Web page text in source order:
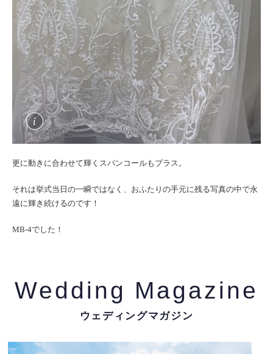
更に動きに合わせて輝くスパンコールもプラス。
それは挙式当日の一瞬ではなく、おふたりの手元に残る写真の中で永
遠に輝き続けるのです！
MB-4でした！
Wedding Magazine
ウェディングマガジン